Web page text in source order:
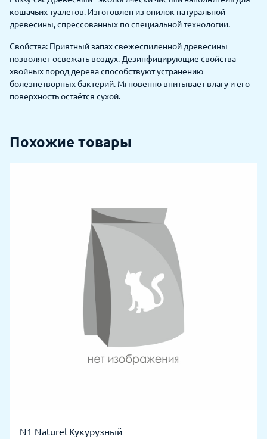
кошачьих туалетов. Изготовлен из опилок натуральной
древесины, спрессованных по специальной технологии.
Свойства: Приятный запах свежеспиленной древесины
позволяет освежать воздух. Дезинфицирующие свойства
хвойных пород дерева способствуют устранению
болезнетворных бактерий. Мгновенно впитывает влагу и его
поверхность остаётся сухой.
Похожие товары
N1 Naturel Кукурузный